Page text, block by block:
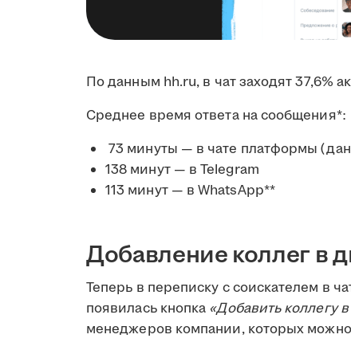
По данным hh.ru, в чат заходят 37,6%
Среднее время ответа на сообщения*:
73 минуты — в чате платформы
138 минут — в Telegram
113 минут — в WhatsApp**
Добавление коллег в
Теперь в переписку с соискателем в
появилась кнопка «Добавить коллегу в
менеджеров компании, которых